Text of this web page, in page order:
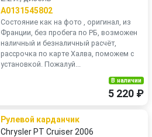
A0131545802
Состояние как на фото , оригинал, из
Франции, без пробега по РБ, возможен
наличный и безналичный расчёт,
рассрочка по карте Халва, поможем с
установкой. Пожалуй...
В наличии
5 220 ₽
Рулевой карданчик
Chrysler PT Cruiser 2006